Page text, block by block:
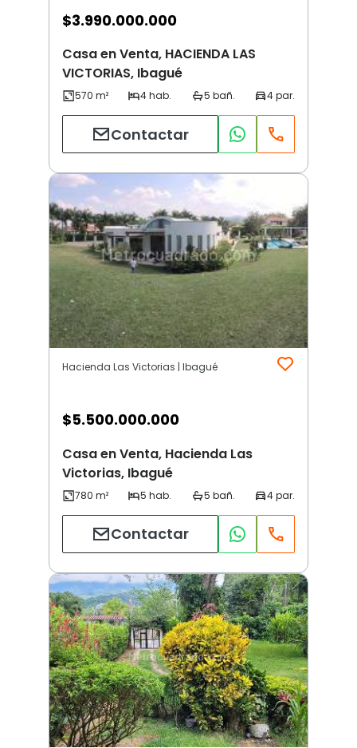
$3.990.000.000
Casa en Venta, HACIENDA LAS
VICTORIAS, Ibagué
Contactar
Hacienda Las Victorias | Ibagué
$5.500.000.000
Casa en Venta, Hacienda Las
Victorias, Ibagué
Contactar